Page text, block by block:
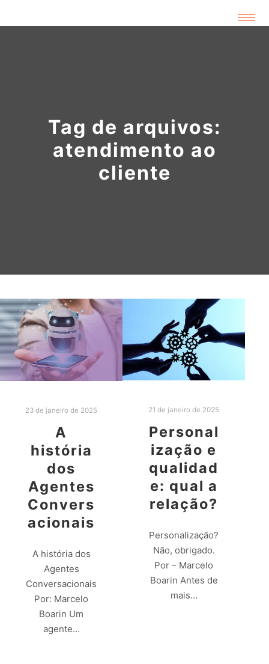
Tag de arquivos:
atendimento ao
cliente
23 de janeiro de 2025
A
história
dos
Agentes
Convers
acionais
A história dos
Agentes
Conversacionais
Por: Marcelo
Boarin Um
agente…
21 de janeiro de 2025
Personal
ização e
qualidad
e: qual a
relação?
Personalização?
Não, obrigado.
Por – Marcelo
Boarin Antes de
mais…